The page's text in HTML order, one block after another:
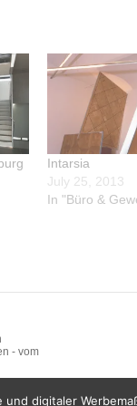
Intarsia
July 25, 2013
In "Büro &
- vom
digitaler